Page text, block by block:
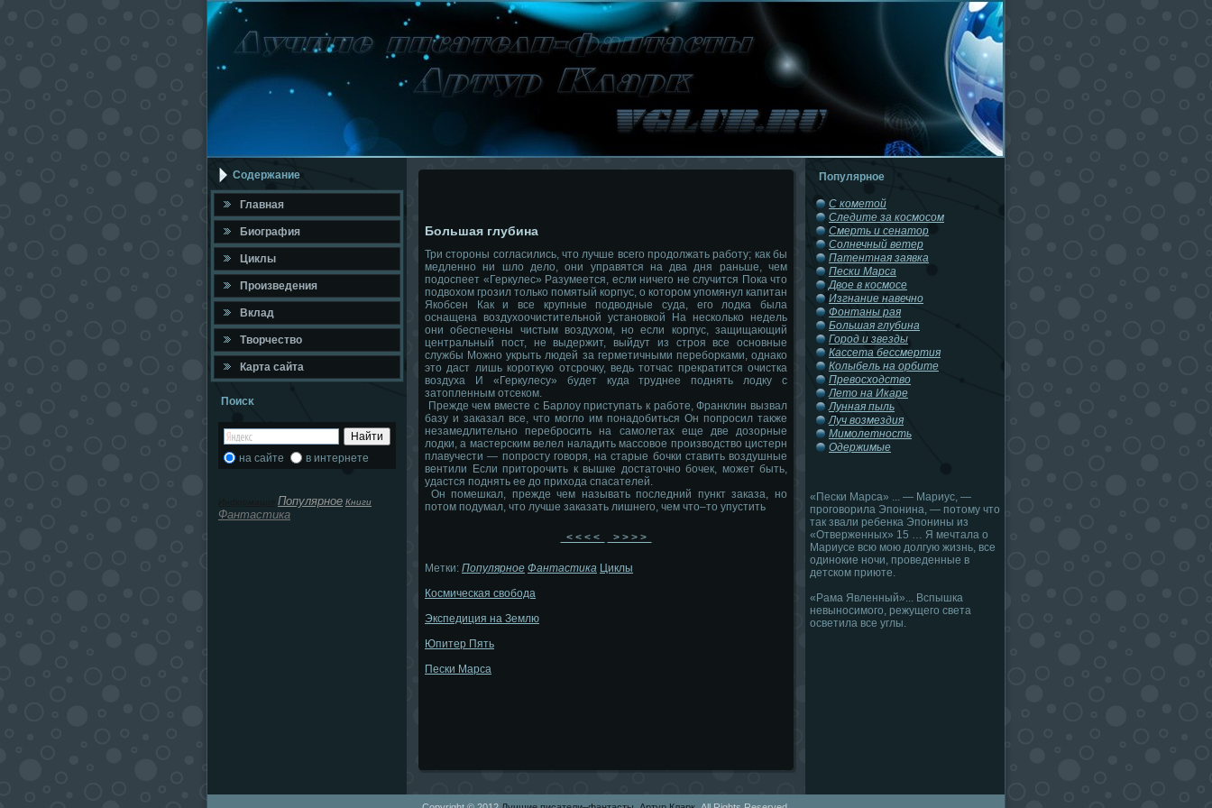
Содержание
Главная
Биография
Циклы
Произведения
Вклад
Твοрчествο
Карта сайта
Поисκ
на сайте в интернете
Популярное Книги
Фантастика
Большая глубина
Три стороны согласились, что лучше всего продолжать работу; как бы
медленно ни шло дело, они управятся на два дня раньше, чем
подоспеет «Геркулес» Разумеется, если ничего не случится Пока что
подвохом грозил только помятый корпус, о котором упомянул капитан
Якобсен Как и все крупные подводные суда, его лодка была
оснащена воздухоочистительной установкой На несколько недель
они обеспечены чистым воздухом, но если корпус, защищающий
центральный пост, не выдержит, выйдут из строя все основные
службы Можно укрыть людей за герметичными переборками, однако
это даст лишь короткую отсрочку, ведь тотчас прекратится очистка
воздуха И «Геркулесу» будет куда труднее поднять лодку с
затопленным отсеком.
Прежде чем вместе с Барлоу приступать к работе, Франклин вызвал
базу и заказал все, что могло им понадобиться Он попросил также
незамедлительно перебросить на самолетах еще две дозорные
лодки, а мастерским велел наладить массовое производство цистерн
плавучести — попросту говоря, на старые бочки ставить воздушные
вентили Если приторочить к вышке достаточно бочек, может быть,
удастся поднять ее до прихода спасателей.
Он помешкал, прежде чем называть последний пункт заказа, но
потом подумал, что лучше заказать лишнего, чем что–то упустить
< < < < > > > >
Метки: Популярное Фантастика Циклы
Космическая свобода
Экспедиция на Землю
Юпитер Пять
Пески Марса
Популярное
С кометой
Следите за космосом
Смерть и сенатор
Солнечный ветер
Патентная заявка
Пески Марса
Двое в космосе
Изгнание навечно
Фонтаны рая
Большая глубина
Город и звезды
Кассета бессмертия
Колыбель на орбите
Превосходство
Лето на Икаре
Лунная пыль
Луч возмездия
Мимолетность
Одержимые
«Пески Марса» ... — Мариус, —
проговорила Эпонина, — потому что
так звали ребенка Эпонины из
«Отверженных» 15 … Я мечтала о
Мариусе всю мою долгую жизнь, все
одинокие ночи, проведенные в
детском приюте.
«Рама Явленный»... Вспышка
невыносимого, режущего света
осветила все углы.